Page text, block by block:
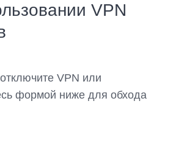
VPN
VPN или
формой ниже для обхода